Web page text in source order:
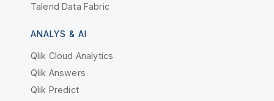
Talend Data Fabric
ANALYS & AI
Qlik Cloud Analytics
Qlik Answers
Qlik Predict